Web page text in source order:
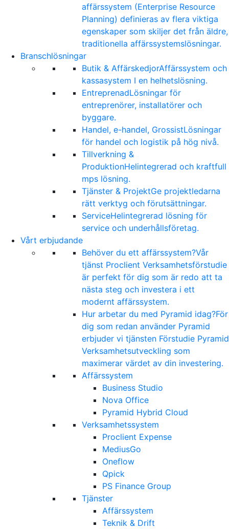
affärssystem (Enterprise Resource
Planning) definieras av flera viktiga
egenskaper som skiljer det från äldre,
traditionella affärssystemslösningar.
Branschlösningar
Butik & AffärskedjorAffärssystem och
kassasystem I en helhetslösning.
EntreprenadLösningar för
entreprenörer, installatörer och
byggare.
Handel, e-handel, GrossistLösningar
för handel och logistik på hög nivå.
Tillverkning &
ProduktionHelintegrerad och kraftfull
mps lösning.
Tjänster & ProjektGe projektledarna
rätt verktyg och förutsättningar.
ServiceHelintegrerad lösning för
service och underhållsföretag.
Vårt erbjudande
Behöver du ett affärssystem?Vår
tjänst Proclient Verksamhetsförstudie
är perfekt för dig som är redo att ta
nästa steg och investera i ett
modernt affärssystem.
Hur arbetar du med Pyramid idag?För
dig som redan använder Pyramid
erbjuder vi tjänsten Förstudie Pyramid
Verksamhetsutveckling som
maximerar värdet av din investering.
Affärssystem
Business Studio
Nova Office
Pyramid Hybrid Cloud
Verksamhetssystem
Proclient Expense
MediusGo
Oneflow
Qpick
PS Finance Group
Tjänster
Affärssystem
Teknik & Drift